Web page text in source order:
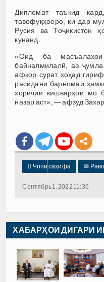
Дипломат таъкид
тавофуқҳоеро, ки дар
Русия ва Тоҷикистон
кунанд.
«Оид ба
байналмилалӣ, аз
афкор сурат хоҳад
расидани барномаи
хориҷии кишварҳои мо
назар аст», — афзуд
 Чопи саҳифа ✉
Сентябрь 1, 2022 11:36
ХАБАРҲОИ ДИГАРИ